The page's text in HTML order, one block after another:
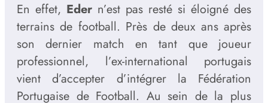
En effet, Eder n’est pas resté si éloigné des
terrains de football. Près de deux ans après
son dernier match en tant que joueur
professionnel, l’ex-international portugais
vient d’accepter d’intégrer la Fédération
Portugaise de Football. Au sein de la plus